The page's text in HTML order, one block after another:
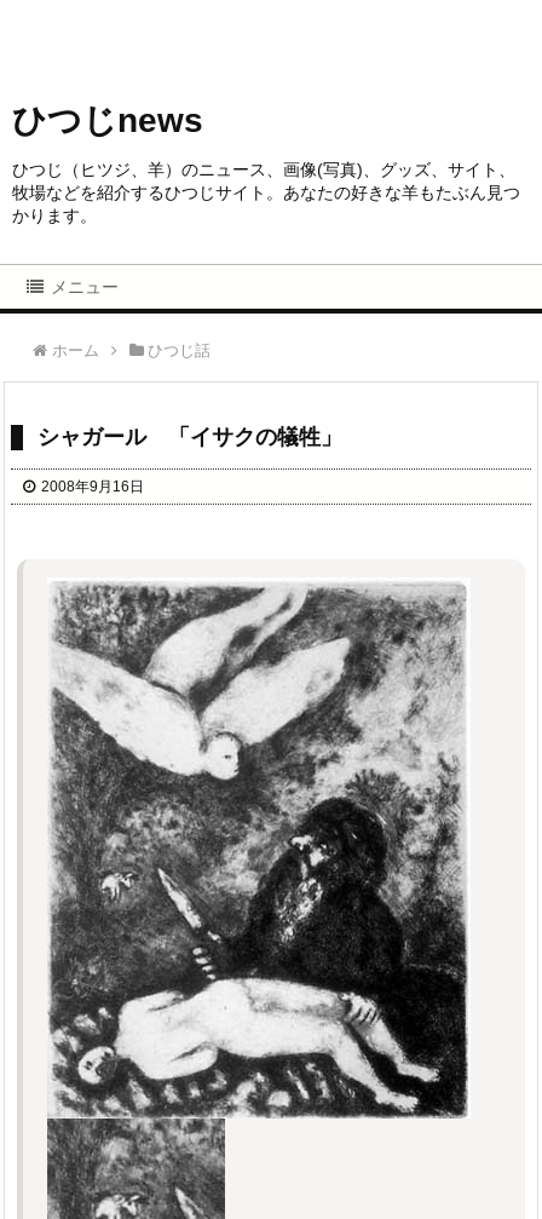
ひつじnews
ひつじ（ヒツジ、羊）のニュース、画像(写真)、グッズ、サイト、
牧場などを紹介するひつじサイト。あなたの好きな羊もたぶん見つ
かります。
メニュー
ホーム ひつじ話
シャガール 「イサクの犠牲」
2008年9月16日